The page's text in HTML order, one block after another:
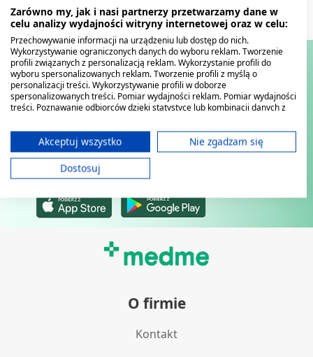
O firmie
Kontakt
Zarówno my, jak i nasi partnerzy przetwarzamy dane w
celu analizy wydajności witryny internetowej oraz w celu:
Przechowywanie informacji na urządzeniu lub dostęp do nich.
Wykorzystywanie ograniczonych danych do wyboru reklam. Tworzenie
profili związanych z personalizacją reklam. Wykorzystanie profili do
wyboru spersonalizowanych reklam. Tworzenie profili z myślą o
personalizacji treści. Wykorzystywanie profili w doborze
spersonalizowanych treści. Pomiar wydajności reklam. Pomiar wydajności
treści. Poznawanie odbiorców dzięki statystyce lub kombinacji danych z
ograniczonych danych do wyboru treści.
Dane mogą być udostępniane poza Unię Europejską i wysyłane do USA.
Twoja zgoda i polityka cookie dotyczą wyłącznie tej witryny/aplikacji.
Wyświetl listę partnerów (11 dostawców IAB)
Cele przetwarzania IAB:
Przechowywanie informacji na urządzeniu
lub dostęp do nich
Tworzenie profili w celu
Akceptuj wszystko
Nie zgadzam się
Dostosuj